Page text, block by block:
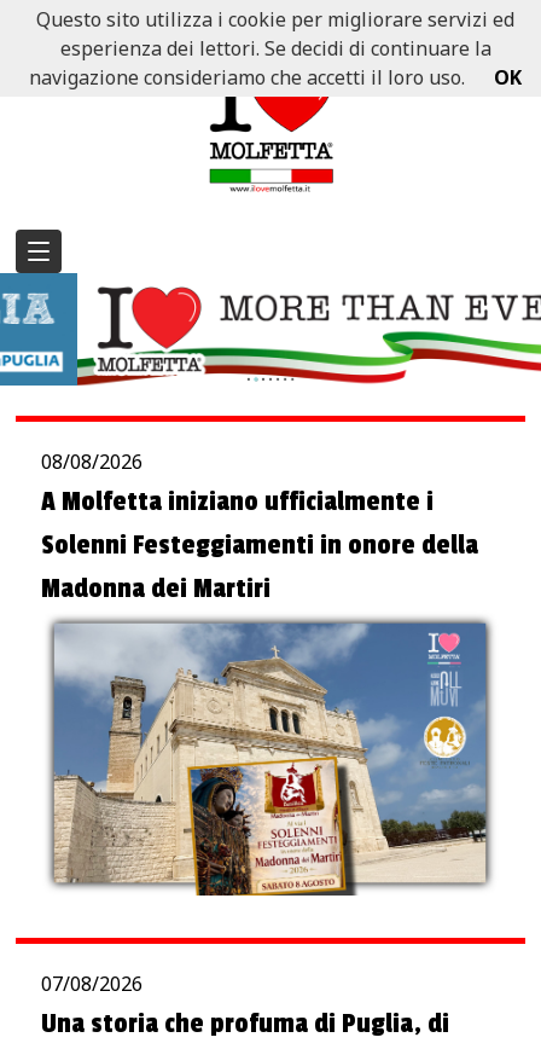
08/08/2026
A Molfetta iniziano ufficialmente i
Solenni Festeggiamenti in onore della
Madonna dei Martiri
07/08/2026
Una storia che profuma di Puglia, di
Questo sito utilizza i cookie per migliorare servizi ed
esperienza dei lettori. Se decidi di continuare la
navigazione consideriamo che accetti il loro uso.
OK